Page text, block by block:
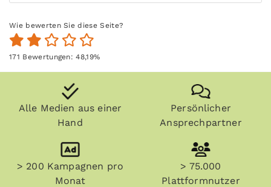
Wie bewerten Sie diese Seite?
171 Bewertungen:48,19%
Alle Medien aus einer
Hand
Persönlicher
Ansprechpartner
> 200 Kampagnen pro
Monat
> 75.000
Plattformnutzer